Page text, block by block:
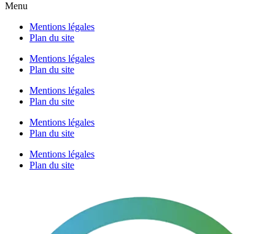
Menu
Mentions légales
Plan du site
Mentions légales
Plan du site
Mentions légales
Plan du site
Mentions légales
Plan du site
Mentions légales
Plan du site